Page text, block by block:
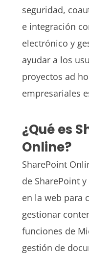
seguridad,
e integración
electrónico y
ayudar a los
proyectos ad
empresariales
¿Qué es
Online?
SharePoint
de SharePoint
en la web para
gestionar
funciones de
gestión de